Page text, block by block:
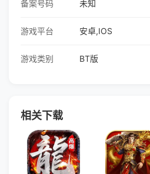
备案号码 未知
游戏平台 安卓,IOS
游戏类别 BT版
相关下载